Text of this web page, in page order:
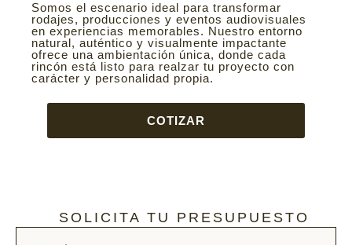
Somos el escenario ideal para transformar
rodajes, producciones y eventos audiovisuales
en experiencias memorables. Nuestro entorno
natural, auténtico y visualmente impactante
ofrece una ambientación única, donde cada
rincón está listo para realzar tu proyecto con
carácter y personalidad propia.
COTIZAR
SOLICITA TU PRESUPUESTO